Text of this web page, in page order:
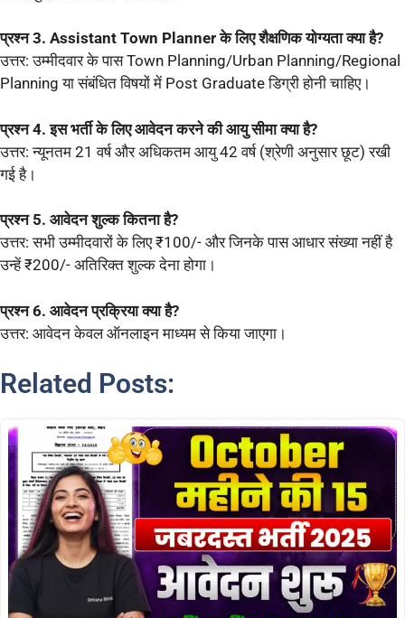
प्रश्न 3. Assistant Town Planner के लिए शैक्षणिक योग्यता क्या है?
उत्तर: उम्मीदवार के पास Town Planning/Urban Planning/Regional
Planning या संबंधित विषयों में Post Graduate डिग्री होनी चाहिए।
प्रश्न 4. इस भर्ती के लिए आवेदन करने की आयु सीमा क्या है?
उत्तर: न्यूनतम 21 वर्ष और अधिकतम आयु 42 वर्ष (श्रेणी अनुसार छूट) रखी
गई है।
प्रश्न 5. आवेदन शुल्क कितना है?
उत्तर: सभी उम्मीदवारों के लिए ₹100/- और जिनके पास आधार संख्या नहीं है
उन्हें ₹200/- अतिरिक्त शुल्क देना होगा।
प्रश्न 6. आवेदन प्रक्रिया क्या है?
उत्तर: आवेदन केवल ऑनलाइन माध्यम से किया जाएगा।
Related Posts: